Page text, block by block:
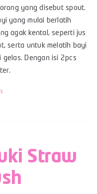
yang disebut spout.
yang mulai berlatih
agak kental, seperti jus
serta untuk melatih bayi
gelas. Dengan isi 2pcs
Straw